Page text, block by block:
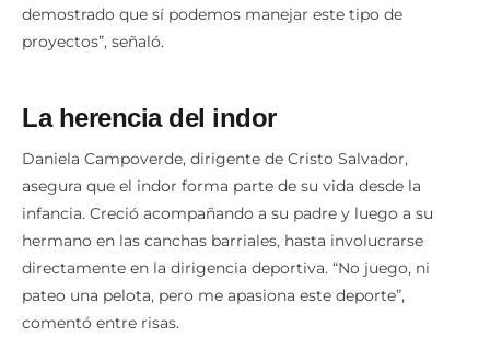
demostrado que sí podemos manejar este tipo de
proyectos”, señaló.
La herencia del indor
Daniela Campoverde, dirigente de Cristo Salvador,
asegura que el indor forma parte de su vida desde la
infancia. Creció acompañando a su padre y luego a su
hermano en las canchas barriales, hasta involucrarse
directamente en la dirigencia deportiva. “No juego, ni
pateo una pelota, pero me apasiona este deporte”,
comentó entre risas.